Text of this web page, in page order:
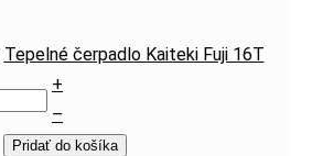
Tepelné čerpadlo Kaiteki Fuji 16T
+
–
Pridať do košíka